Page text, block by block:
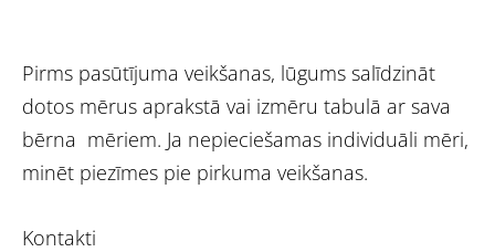
Pirms pasūtījuma veikšanas, lūgums salīdzināt
dotos mērus aprakstā vai izmēru tabulā ar sava
bērna mēriem. Ja nepieciešamas individuāli mēri,
minēt piezīmes pie pirkuma veikšanas.
Kontakti